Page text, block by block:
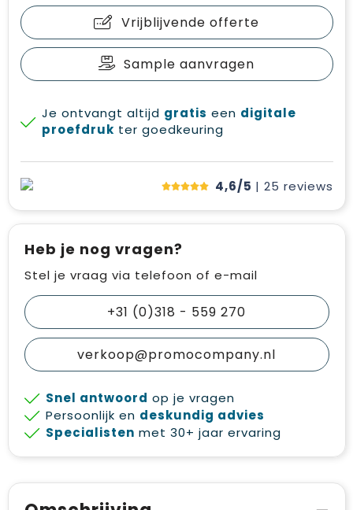
Vrijblijvende offerte
Sample aanvragen
Je ontvangt altijd gratis een digitale
proefdruk ter goedkeuring
4,6/5 | 25 reviews
Heb je nog vragen?
Stel je vraag via telefoon of e-mail
+31 (0)318 - 559 270
verkoop@promocompany.nl
Snel antwoord op je vragen
Persoonlijk en deskundig advies
Specialisten met 30+ jaar ervaring